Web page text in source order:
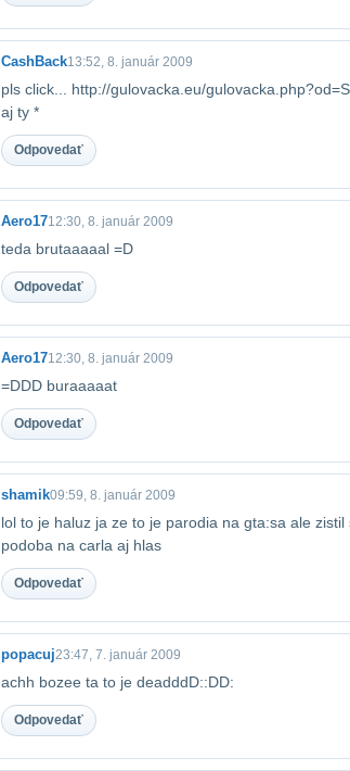
CashBack13:52, 8. január 2009
pls click... http://gulovacka.eu/
aj ty *
Odpovedať
Aero1712:30, 8. január 2009
teda brutaaaaal =D
Odpovedať
Aero1712:30, 8. január 2009
=DDD buraaaaat
Odpovedať
shamik09:59, 8. január 2009
lol to je haluz ja ze to je parodia na gta:sa ale
podoba na carla aj hlas
Odpovedať
popacuj23:47, 7. január 2009
achh bozee ta to je deadddD::DD:
Odpovedať